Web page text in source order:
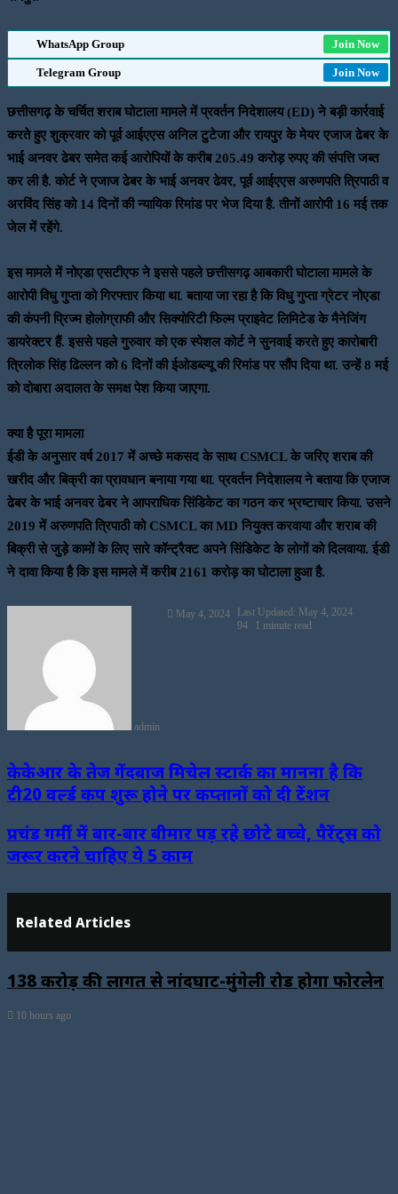
WhatsApp Group Join Now
Telegram Group Join Now
छत्तीसगढ़ के चर्चित शराब घोटाला मामले में प्रवर्तन निदेशालय (ED) ने बड़ी कार्रवाई
करते हुए शुक्रवार को पूर्व आईएएस अनिल टुटेजा और रायपुर के मेयर एजाज ढेबर के
भाई अनवर ढेबर समेत कई आरोपियों के करीब 205.49 करोड़ रुपए की संपत्ति जब्त
कर ली है. कोर्ट ने एजाज ढेबर के भाई अनवर ढेवर, पूर्व आईएएस अरुणपति त्रिपाठी व
अरविंद सिंह को 14 दिनों की न्यायिक रिमांड पर भेज दिया है. तीनों आरोपी 16 मई तक
जेल में रहेंगे.
इस मामले में नोएडा एसटीएफ ने इससे पहले छत्तीसगढ़ आबकारी घोटाला मामले के
आरोपी विधु गुप्ता को गिरफ्तार किया था. बताया जा रहा है कि विधु गुप्ता ग्रेटर नोएडा
की कंपनी प्रिज्म होलोग्राफी और सिक्योरिटी फिल्म प्राइवेट लिमिटेड के मैनेजिंग
डायरेक्टर हैं. इससे पहले गुरुवार को एक स्पेशल कोर्ट ने सुनवाई करते हुए कारोबारी
त्रिलोक सिंह ढिल्लन को 6 दिनों की ईओडब्ल्यू की रिमांड पर सौंप दिया था. उन्हें 8 मई
को दोबारा अदालत के समक्ष पेश किया जाएगा.
क्या है पूरा मामला
ईडी के अनुसार वर्ष 2017 में अच्छे मकसद के साथ CSMCL के जरिए शराब की
खरीद और बिक्री का प्रावधान बनाया गया था. प्रवर्तन निदेशालय ने बताया कि एजाज
ढेबर के भाई अनवर ढेबर ने आपराधिक सिंडिकेट का गठन कर भ्रष्टाचार किया. उसने
2019 में अरुणपति त्रिपाठी को CSMCL का MD नियुक्त करवाया और शराब की
बिक्री से जुड़े कामों के लिए सारे कॉन्ट्रैक्ट अपने सिंडिकेट के लोगों को दिलवाया. ईडी
ने दावा किया है कि इस मामले में करीब 2161 करोड़ का घोटाला हुआ है.
admin
SendMay 4, 2024
Last Updated: May 4, 2024
94
1 minute read
केकेआर के तेज गेंदबाज मिचेल स्टार्क का मानना है कि
टी20 वर्ल्ड कप शुरू होने पर कप्तानों को दी टेंशन
प्रचंड गर्मी में बार-बार बीमार पड़ रहे छोटे बच्‍चे, पैरेंट्स को
जरूर करने चाहिए ये 5 काम
Related Articles
138 करोड़ की लागत से नांदघाट-मुंगेली रोड होगा फोरलेन
10 hours ago